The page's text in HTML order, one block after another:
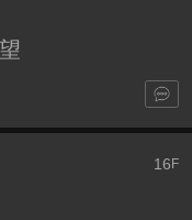
16 F